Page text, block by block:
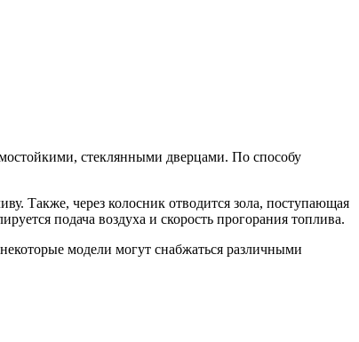
стеклянными дверцами. По способу
Также, через колосник отводится зола, поступающая
подача воздуха и скорость прогорания топлива.
модели могут снабжаться различными